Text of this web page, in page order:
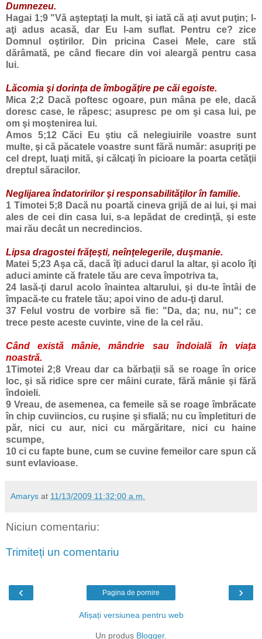
Dumnezeu.
Hagai 1;9"Vă aşteptaţi la mult, şi iată că aţi avut puţin; l-
aţi adus acasă, dar Eu l-am suflat. Pentru ce? zice
Domnul oştirilor. Din pricina Casei Mele, care stă
dărâmată, pe când fiecare din voi aleargă pentru casa
lui.
Lăcomia şi dorinţa de îmbogăţire pe căi egoiste.
Mica 2;2Dacă poftesc ogoare, pun mâna pe ele, dacă
doresc case, le răpesc; asupresc pe om şi casa lui, pe
om şi moştenirea lui.
Amos 5;12Căci Eu ştiu că nelegiuirile voastre sunt
multe, şi că păcatele voastre sunt fără număr: asupriţi pe
cel drept, luaţi mită, şi călcaţi în picioare la poarta cetăţii
dreptul săracilor.
Neglijarea îndatoririlor şi responsabilităţilor în familie.
1 Timotei 5;8 Dacă nu poartă cineva grijă de ai lui, şi mai
ales de cei din casalui, s-a lepădat de credinţă, şi este
mai rău decât un necredincios.
Lipsa dragostei frăţeşti, neînţelegerile, duşmanie.
Matei 5;23 Aşa că, dacă îţi aduci darul la altar, şi acolo îţi
aduci aminte că fratele tău are ceva împotriva ta,
24 lasă-ţi darul acolo înaintea altarului, şi du-te întâi de
împacă-te cu fratele tău; apoi vino de adu-ţi darul.
37 Felul vostru de vorbire să fie: "Da, da; nu, nu"; ce
trece peste aceste cuvinte, vine de la cel rău.
Când există mânie, mândrie sau îndoială în viaţa
noastră.
1Timotei 2;8 Vreau dar ca bărbaţii să se roage în orice
loc, şi să ridice spre cer mâini curate, fără mânie şi fără
îndoieli.
9 Vreau, de asemenea, ca femeile să se roage îmbrăcate
în chip cuviincios, cu ruşine şi sfială; nu cu împletituri de
păr, nici cu aur, nici cu mărgăritare, nici cu haine
scumpe,
10 ci cu fapte bune, cum se cuvine femeilor care spun că
sunt evlavioase.
Amarys at 11/13/2009 11:32:00 a.m.
Niciun comentariu:
Trimiteți un comentariu
‹ ›
Pagina de pornire
Afișați versiunea pentru web
Un produs Blogger.